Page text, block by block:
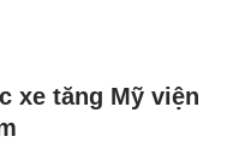
xe tăng Mỹ viện